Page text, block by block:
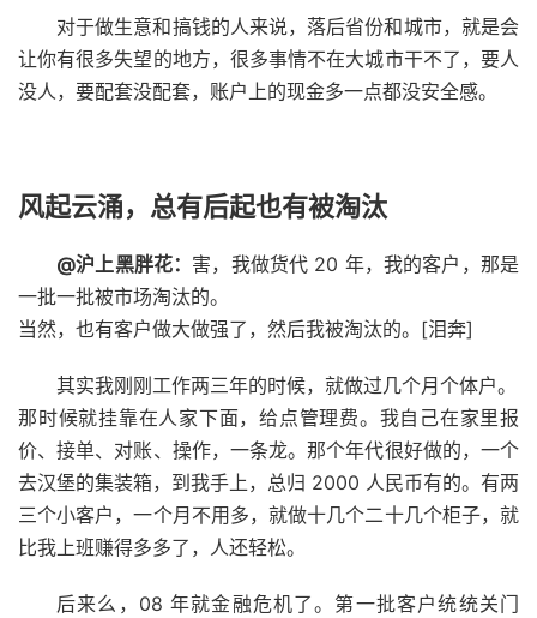
对于做生意和搞钱的人来说，落后省份和城市，就是会
让你有很多失望的地方，很多事情不在大城市干不了，要人
没人，要配套没配套，账户上的现金多一点都没安全感。
风起云涌，总有后起也有被淘汰
@沪上黑胖花： 害，我做货代 20 年，我的客户，那是
一批一批被市场淘汰的。
当然，也有客户做大做强了，然后我被淘汰的。[泪奔]
其实我刚刚工作两三年的时候，就做过几个月个体户。
那时候就挂靠在人家下面，给点管理费。我自己在家里报
价、接单、对账、操作，一条龙。那个年代很好做的，一个
去汉堡的集装箱，到我手上，总归 2000 人民币有的。有两
三个小客户，一个月不用多，就做十几个二十几个柜子，就
比我上班赚得多多了，人还轻松。
后来么，08 年就金融危机了。第一批客户统统关门